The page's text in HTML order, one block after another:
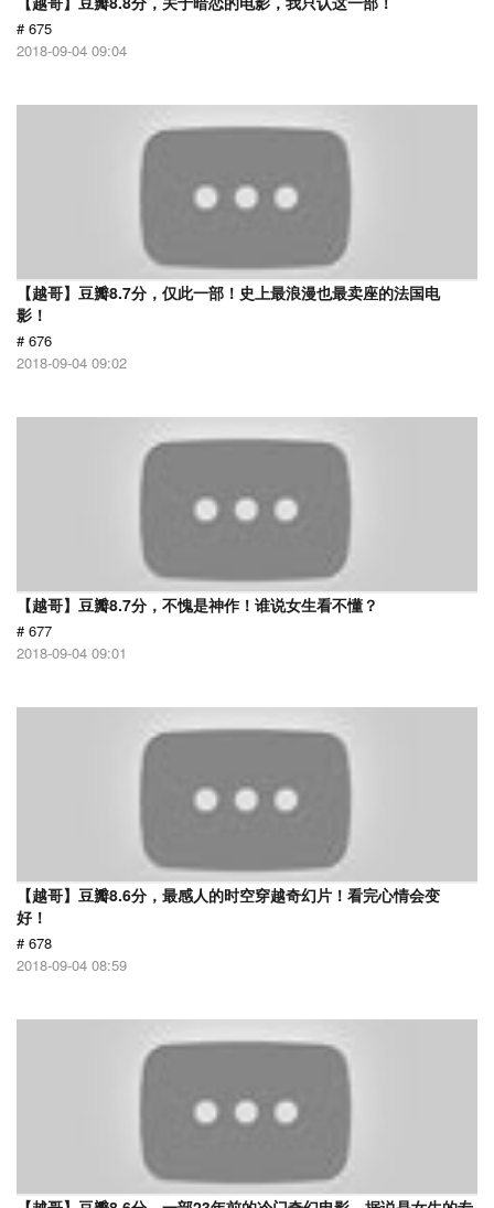
# 675
2018-09-04 09:04
【越哥】豆瓣8.7分，仅此一部！史上最浪漫也最卖座的法国电
影！
# 676
2018-09-04 09:02
【越哥】豆瓣8.7分，不愧是神作！谁说女生看不懂？
# 677
2018-09-04 09:01
【越哥】豆瓣8.6分，最感人的时空穿越奇幻片！看完心情会变
好！
# 678
2018-09-04 08:59